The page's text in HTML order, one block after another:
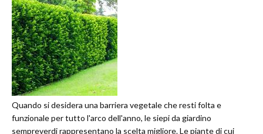
Quando si desidera una barriera vegetale che resti folta e
funzionale per tutto l'arco dell'anno, le siepi da giardino
sempreverdi rappresentano la scelta migliore. Le piante di cui